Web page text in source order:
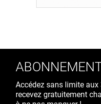
Accédez sans limite
recevez gratuitement